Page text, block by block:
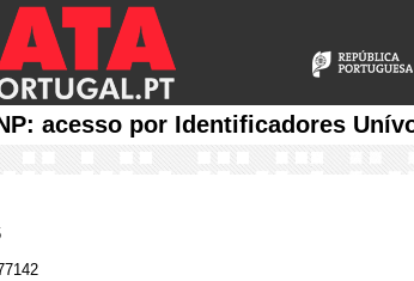
acesso por Identificadores